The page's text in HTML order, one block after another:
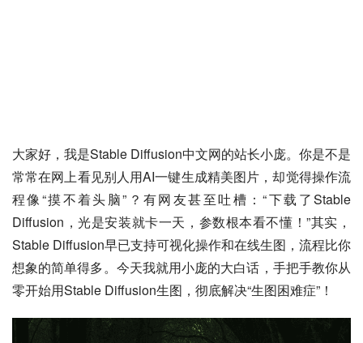
大家好，我是Stable Diffusion中文网的站长小庞。你是不是
常常在网上看见别人用AI一键生成精美图片，却觉得操作流
程像“摸不着头脑”？有网友甚至吐槽：“下载了Stable
Diffusion，光是安装就卡一天，参数根本看不懂！”其实，
Stable Diffusion早已支持可视化操作和在线生图，流程比你
想象的简单得多。今天我就用小庞的大白话，手把手教你从
零开始用Stable Diffusion生图，彻底解决“生图困难症”！